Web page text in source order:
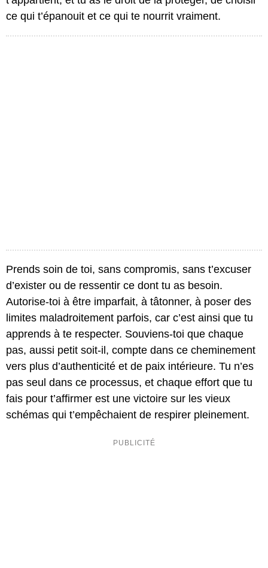
ce qui t’épanouit et ce qui te nourrit vraiment.
Prends soin de toi, sans compromis, sans t’excuser
d’exister ou de ressentir ce dont tu as besoin.
Autorise-toi à être imparfait, à tâtonner, à poser des
limites maladroitement parfois, car c’est ainsi que tu
apprends à te respecter. Souviens-toi que chaque
pas, aussi petit soit-il, compte dans ce cheminement
vers plus d’authenticité et de paix intérieure. Tu n’es
pas seul dans ce processus, et chaque effort que tu
fais pour t’affirmer est une victoire sur les vieux
schémas qui t’empêchaient de respirer pleinement.